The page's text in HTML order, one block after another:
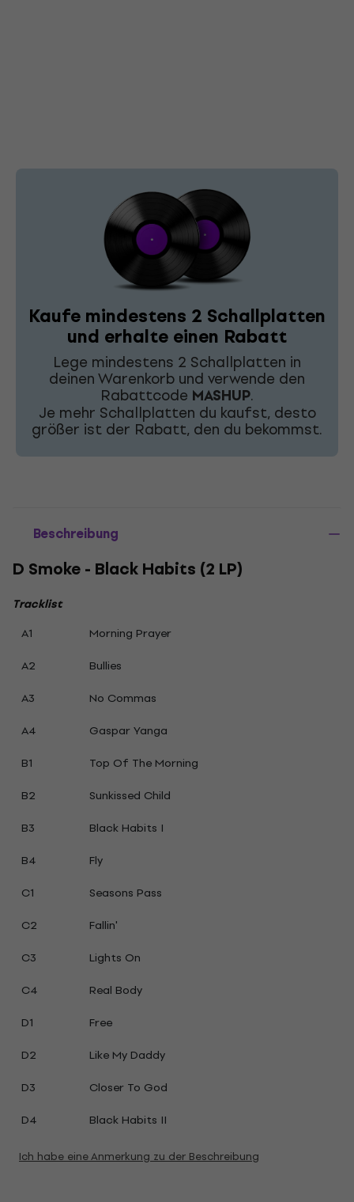
Kaufe mindestens 2 Schallplatten
und erhalte einen Rabatt
Lege mindestens 2 Schallplatten in
deinen Warenkorb und verwende den
Rabattcode MASHUP.
Je mehr Schallplatten du kaufst, desto
größer ist der Rabatt, den du bekommst.
Beschreibung
D Smoke - Black Habits (2 LP)
Tracklist
A1
Morning Prayer
A2
Bullies
A3
No Commas
A4
Gaspar Yanga
B1
Top Of The Morning
B2
Sunkissed Child
B3
Black Habits I
B4
Fly
C1
Seasons Pass
C2
Fallin'
C3
Lights On
C4
Real Body
D1
Free
D2
Like My Daddy
D3
Closer To God
D4
Black Habits II
Ich habe eine Anmerkung zu der Beschreibung